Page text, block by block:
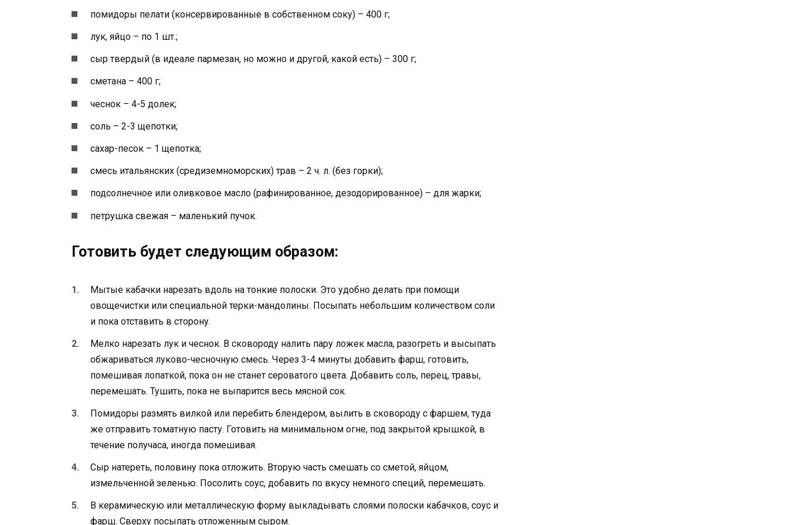
помидоры пелати (консервированные в собственном соку) – 400 г;
лук, яйцо – по 1 шт.;
сыр твердый (в идеале пармезан, но можно и другой, какой есть) – 300 г;
сметана – 400 г;
чеснок – 4-5 долек;
соль – 2-3 щепотки;
сахар-песок – 1 щепотка;
смесь итальянских (средиземноморских) трав – 2 ч. л. (без горки);
подсолнечное или оливковое масло (рафинированное, дезодорированное) – для жарки;
петрушка свежая – маленький пучок.
Готовить будет следующим образом:
Мытые кабачки нарезать вдоль на тонкие полоски. Это удобно делать при помощи
овощечистки или специальной терки-мандолины. Посыпать небольшим количеством соли
и пока отставить в сторону.
Мелко нарезать лук и чеснок. В сковороду налить пару ложек масла, разогреть и высыпать
обжариваться луково-чесночную смесь. Через 3-4 минуты добавить фарш, готовить,
помешивая лопаткой, пока он не станет сероватого цвета. Добавить соль, перец, травы,
перемешать. Тушить, пока не выпарится весь мясной сок.
Помидоры размять вилкой или перебить блендером, вылить в сковороду с фаршем, туда
же отправить томатную пасту. Готовить на минимальном огне, под закрытой крышкой, в
течение получаса, иногда помешивая.
Сыр натереть, половину пока отложить. Вторую часть смешать со сметой, яйцом,
измельченной зеленью. Посолить соус, добавить по вкусу немного специй, перемешать.
В керамическую или металлическую форму выкладывать слоями полоски кабачков, соус и
фарш. Сверху посыпать отложенным сыром.